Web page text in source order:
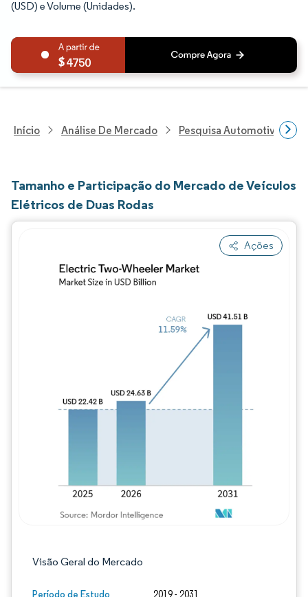
(USD) e Volume (Unidades).
4750
Início Análise De Mercado Pesquisa Automotiva
Tamanho e Participação do Mercado de Veículos
Elétricos de Duas Rodas
Ações
Visão Geral do Mercado
Período de Estudo 2019 - 2031
Imagem © Mordor Intelligence. O reuso